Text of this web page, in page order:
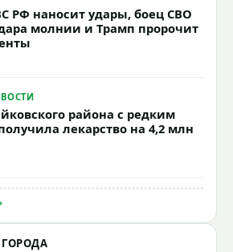
РФ наносит удары, боец СВО
молнии и Трамп пророчит
района с редким
лекарство на 4,2 млн